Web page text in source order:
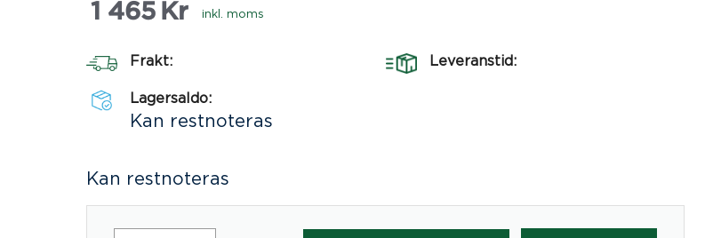
1 465 Kr inkl. moms
Frakt: Leveranstid:
Lagersaldo:
Kan restnoteras
Kan restnoteras